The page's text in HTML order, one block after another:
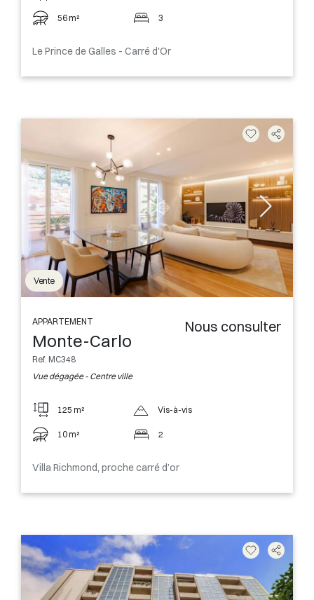
56 m² 3
Le Prince de Galles - Carré d'Or
Vente
APPARTEMENT
Monte-Carlo
Ref. MC348
Vue dégagée - Centre ville
Nous consulter
125 m²
10 m²
Vis-à-vis
2
Villa Richmond, proche carré d’or